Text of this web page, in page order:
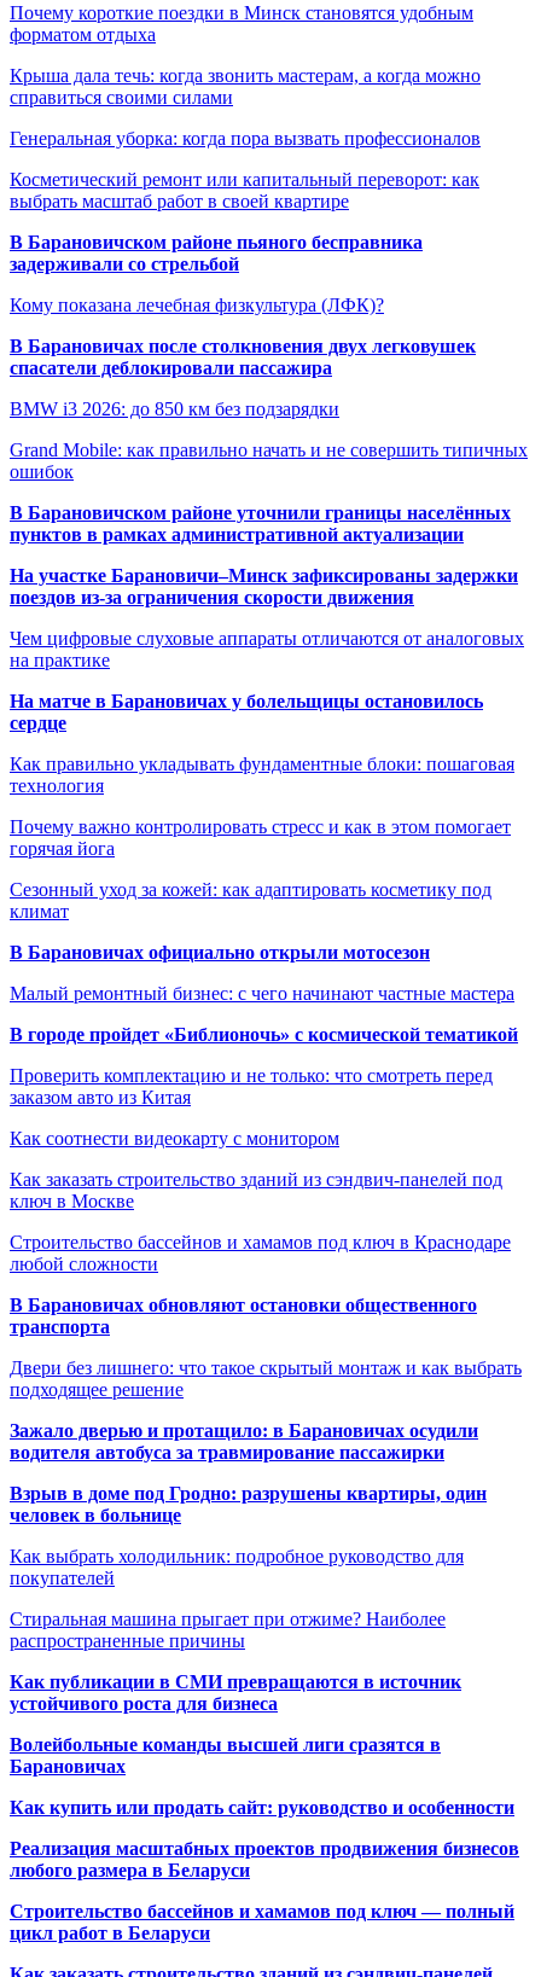
Почему короткие поездки в Минск становятся удобным
форматом отдыха
Крыша дала течь: когда звонить мастерам, а когда можно
справиться своими силами
Генеральная уборка: когда пора вызвать профессионалов
Косметический ремонт или капитальный переворот: как
выбрать масштаб работ в своей квартире
В Барановичском районе пьяного бесправника
задерживали со стрельбой
Кому показана лечебная физкультура (ЛФК)?
В Барановичах после столкновения двух легковушек
спасатели деблокировали пассажира
BMW i3 2026: до 850 км без подзарядки
Grand Mobile: как правильно начать и не совершить типичных
ошибок
В Барановичском районе уточнили границы населённых
пунктов в рамках административной актуализации
На участке Барановичи–Минск зафиксированы задержки
поездов из-за ограничения скорости движения
Чем цифровые слуховые аппараты отличаются от аналоговых
на практике
На матче в Барановичах у болельщицы остановилось
сердце
Как правильно укладывать фундаментные блоки: пошаговая
технология
Почему важно контролировать стресс и как в этом помогает
горячая йога
Сезонный уход за кожей: как адаптировать косметику под
климат
В Барановичах официально открыли мотосезон
Малый ремонтный бизнес: с чего начинают частные мастера
В городе пройдет «Библионочь» с космической тематикой
Проверить комплектацию и не только: что смотреть перед
заказом авто из Китая
Как соотнести видеокарту с монитором
Как заказать строительство зданий из сэндвич-панелей под
ключ в Москве
Строительство бассейнов и хамамов под ключ в Краснодаре
любой сложности
В Барановичах обновляют остановки общественного
транспорта
Двери без лишнего: что такое скрытый монтаж и как выбрать
подходящее решение
Зажало дверью и протащило: в Барановичах осудили
водителя автобуса за травмирование пассажирки
Взрыв в доме под Гродно: разрушены квартиры, один
человек в больнице
Как выбрать холодильник: подробное руководство для
покупателей
Стиральная машина прыгает при отжиме? Наиболее
распространенные причины
Как публикации в СМИ превращаются в источник
устойчивого роста для бизнеса
Волейбольные команды высшей лиги сразятся в
Барановичах
Как купить или продать сайт: руководство и особенности
Реализация масштабных проектов продвижения бизнесов
любого размера в Беларуси
Строительство бассейнов и хамамов под ключ — полный
цикл работ в Беларуси